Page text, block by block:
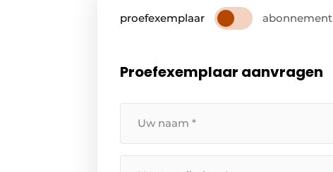
proefexemplaar abonnement
Proefexemplaar aanvragen
naam